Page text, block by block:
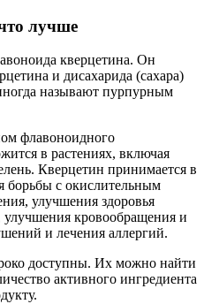
лучше
кверцетина. Он
и дисахарида (сахара)
называют пурпурным
флавоноидного
в растениях, включая
Кверцетин принимается в
борьбы с окислительным
улучшения здоровья
улучшения кровообращения и
и лечения аллергий.
доступны. Их можно найти
активного ингредиента